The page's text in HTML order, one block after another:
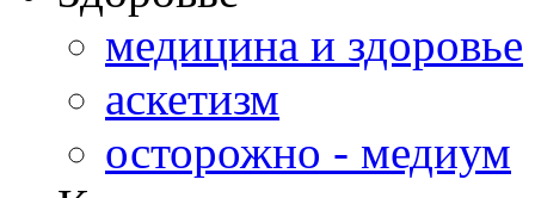
медицина и здоровье
аскетизм
осторожно - медиум